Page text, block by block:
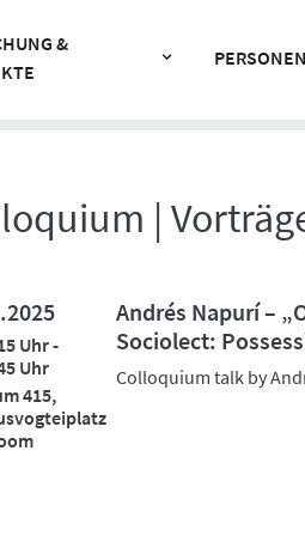
&
PERSONEN
|
Uhr -
Uhr
415,
Andrés Napurí –
Sociolect:
Colloquium talk by